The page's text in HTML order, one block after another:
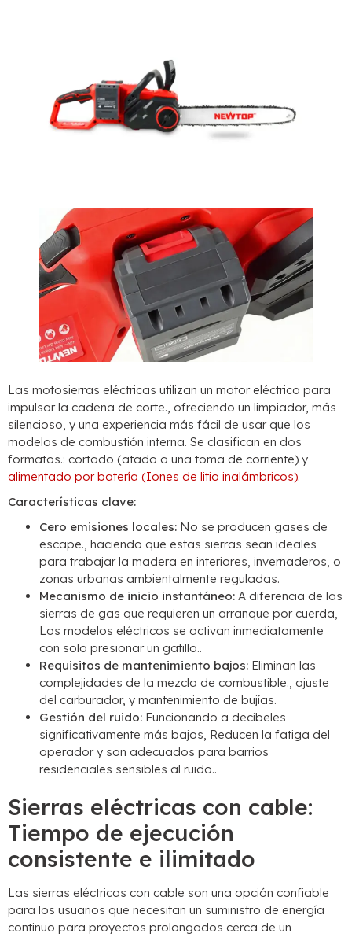
Las motosierras eléctricas utilizan un motor eléctrico para
impulsar la cadena de corte., ofreciendo un limpiador, más
silencioso, y una experiencia más fácil de usar que los
modelos de combustión interna. Se clasifican en dos
formatos.: cortado (atado a una toma de corriente) y
alimentado por batería (Iones de litio inalámbricos).
Características clave:
Cero emisiones locales: No se producen gases de
escape., haciendo que estas sierras sean ideales
para trabajar la madera en interiores, invernaderos, o
zonas urbanas ambientalmente reguladas.
Mecanismo de inicio instantáneo: A diferencia de las
sierras de gas que requieren un arranque por cuerda,
Los modelos eléctricos se activan inmediatamente
con solo presionar un gatillo..
Requisitos de mantenimiento bajos: Eliminan las
complejidades de la mezcla de combustible., ajuste
del carburador, y mantenimiento de bujías.
Gestión del ruido: Funcionando a decibeles
significativamente más bajos, Reducen la fatiga del
operador y son adecuados para barrios
residenciales sensibles al ruido..
Sierras eléctricas con cable:
Tiempo de ejecución
consistente e ilimitado
Las sierras eléctricas con cable son una opción confiable
para los usuarios que necesitan un suministro de energía
continuo para proyectos prolongados cerca de un